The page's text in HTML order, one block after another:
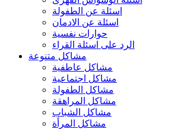
اسئلة عن الطفولة
اسئلة عن الادمان
حوارات نفسية
الرد على اسئلة القراء
مشاكل متنوعة
مشاكل عاطفية
مشاكل اجتماعية
مشاكل الطفولة
مشاكل المراهقة
مشاكل الشباب
مشاكل المرأة